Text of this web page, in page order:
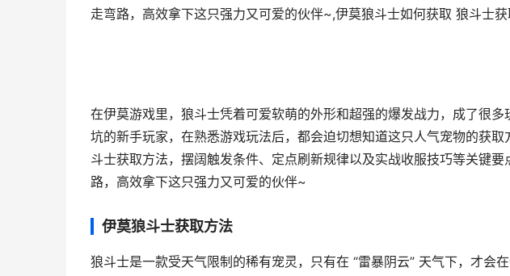
走弯路，高效拿下这只强力又可爱的伙伴~,伊莫狼斗士如何获取 狼斗士
在伊莫游戏里，狼斗士凭着可爱软萌的外形和超强的爆发战力，成了很
坑的新手玩家，在熟悉游戏玩法后，都会迫切想知道这只人气宠物的获
斗士获取方法，摆阔触发条件、定点刷新规律以及实战收服技巧等关键
路，高效拿下这只强力又可爱的伙伴~
伊莫狼斗士获取方法
狼斗士是一款受天气限制的稀有宠灵，只有在 “雷暴阴云” 天气下，才会